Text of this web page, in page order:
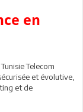
en
Telecom
et évolutive,
et de